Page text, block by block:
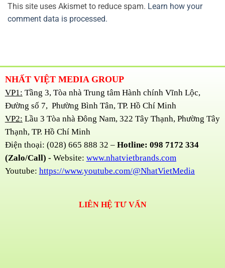
This site uses Akismet to reduce spam. Learn how your
comment data is processed.
NHẤT VIỆT MEDIA GROUP
VP1: Tầng 3, Tòa nhà Trung tâm Hành chính Vĩnh Lộc,
Đường số 7, Phường Bình Tân, TP. Hồ Chí Minh
VP2: Lầu 3 Tòa nhà Đông Nam, 322 Tây Thạnh, Phường Tây
Thạnh, TP. Hồ Chí Minh
Điện thoại: (028) 665 888 32 – Hotline: 098 7172 334
(Zalo/Call) - Website: www.nhatvietbrands.com
Youtube: https://www.youtube.com/@NhatVietMedia
LIÊN HỆ TƯ VẤN